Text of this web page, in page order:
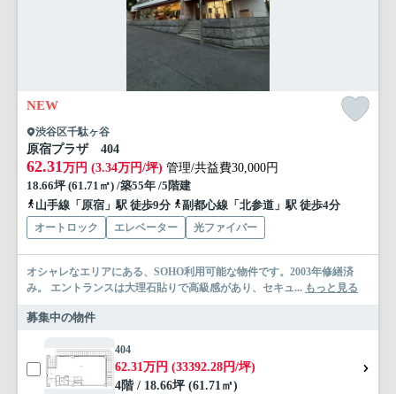
NEW
渋谷区千駄ヶ谷
原宿プラザ 404
62.31万円 (3.34万円/坪) 管理/共益費30,000円
18.66坪 (61.71㎡) /築55年 /5階建
山手線「原宿」駅 徒歩9分
副都心線「北参道」駅 徒歩4分
オートロック エレベーター 光ファイバー
オシャレなエリアにある、SOHO利用可能な物件です。2003年修繕済
み。 エントランスは大理石貼りで高級感があり、セキュ... もっと見る
募集中の物件
404
62.31万円 (33392.28円/坪)
4階 / 18.66坪 (61.71㎡)